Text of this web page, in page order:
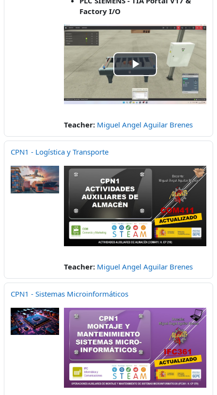
Factory I/O
Play
Video
Teacher: Miguel Angel Aguilar Brenes
CPN1 - Logística y Transporte
Teacher: Miguel Angel Aguilar Brenes
CPN1 - Sistemas Microinformáticos